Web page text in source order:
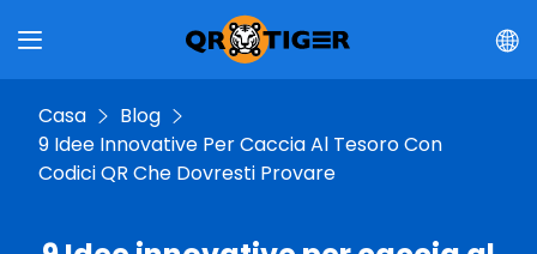
Casa
Blog
9 Idee Innovative Per Caccia Al Tesoro Con
Codici QR Che Dovresti Provare